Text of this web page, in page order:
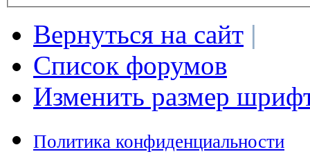
Вернуться на сайт |
Список форумов
Изменить размер
Политика конфиденциальности